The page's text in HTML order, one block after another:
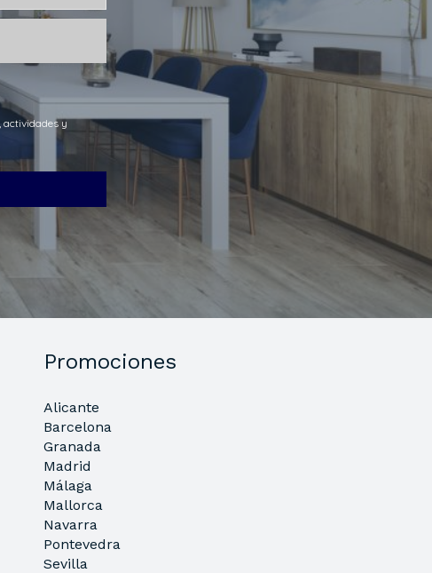
Promociones
Alicante
Barcelona
Granada
Madrid
Málaga
Mallorca
Navarra
Pontevedra
Sevilla